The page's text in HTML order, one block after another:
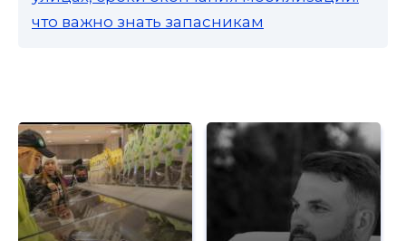
что важно знать запасникам